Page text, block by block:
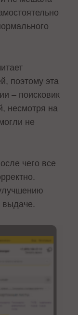
поэтому эта
– поисковик
несмотря на
не
чего все
выдаче.